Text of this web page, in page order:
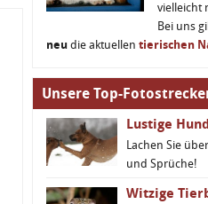
vielleicht
Bei uns
neu die aktuellen tierischen
Unsere Top-
Lustige
Lachen Sie
und Sprüche!
Witzige